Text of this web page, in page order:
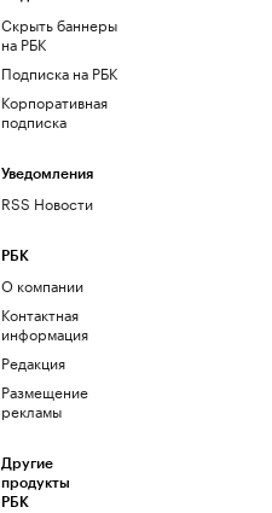
Скрыть баннеры
на РБК
Подписка на РБК
Корпоративная
подписка
Уведомления
RSS Новости
РБК
О компании
Контактная
информация
Редакция
Размещение
рекламы
Другие
продукты
РБК